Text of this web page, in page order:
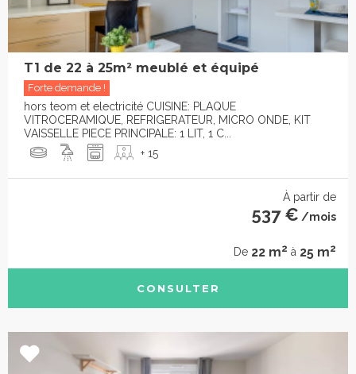
T1 de 22 à 25m² meublé et équipé
Forte demande !
hors teom et electricité CUISINE: PLAQUE
VITROCERAMIQUE, REFRIGERATEUR, MICRO ONDE, KIT
VAISSELLE PIECE PRINCIPALE: 1 LIT, 1 C...
+ 15
À partir de
537 € /mois
De 22 m2 à 25 m2
CONSULTER